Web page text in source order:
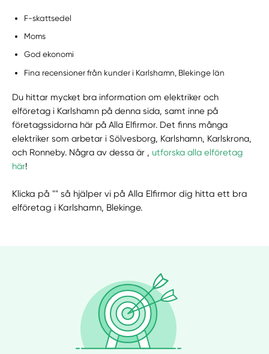
F-skattsedel
Moms
God ekonomi
Fina recensioner från kunder i Karlshamn, Blekinge län
Du hittar mycket bra information om elektriker och
elföretag i Karlshamn på denna sida, samt inne på
företagssidorna här på Alla Elfirmor. Det finns många
elektriker som arbetar i Sölvesborg, Karlshamn, Karlskrona,
och Ronneby. Några av dessa är ,utforska alla elföretag
här!
Klicka på "" så hjälper vi på Alla Elfirmor dig hitta ett bra
elföretag i Karlshamn, Blekinge.